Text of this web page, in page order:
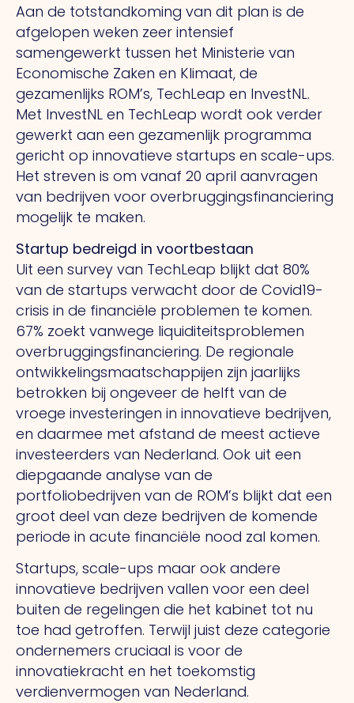
Aan de totstandkoming van dit plan is de
afgelopen weken zeer intensief
samengewerkt tussen het Ministerie van
Economische Zaken en Klimaat, de
gezamenlijks ROM’s, TechLeap en InvestNL.
Met InvestNL en TechLeap wordt ook verder
gewerkt aan een gezamenlijk programma
gericht op innovatieve startups en scale-ups.
Het streven is om vanaf 20 april aanvragen
van bedrijven voor overbruggingsfinanciering
mogelijk te maken.
Startup bedreigd in voortbestaan
Uit een survey van TechLeap blijkt dat 80%
van de startups verwacht door de Covid19-
crisis in de financiële problemen te komen.
67% zoekt vanwege liquiditeitsproblemen
overbruggingsfinanciering. De regionale
ontwikkelingsmaatschappijen zijn jaarlijks
betrokken bij ongeveer de helft van de
vroege investeringen in innovatieve bedrijven,
en daarmee met afstand de meest actieve
investeerders van Nederland. Ook uit een
diepgaande analyse van de
portfoliobedrijven van de ROM’s blijkt dat een
groot deel van deze bedrijven de komende
periode in acute financiële nood zal komen.
Startups, scale-ups maar ook andere
innovatieve bedrijven vallen voor een deel
buiten de regelingen die het kabinet tot nu
toe had getroffen. Terwijl juist deze categorie
ondernemers cruciaal is voor de
innovatiekracht en het toekomstig
verdienvermogen van Nederland.